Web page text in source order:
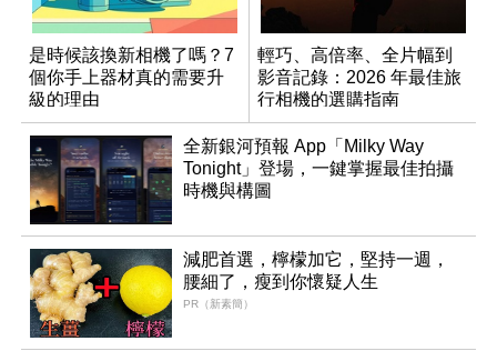
是時候該換新相機了嗎？7
個你手上器材真的需要升
級的理由
輕巧、高倍率、全片幅到
影音記錄：2026 年最佳旅
行相機的選購指南
全新銀河預報 App「Milky Way
Tonight」登場，一鍵掌握最佳拍攝
時機與構圖
減肥首選，檸檬加它，堅持一週，
腰細了，瘦到你懷疑人生
PR（新素簡）